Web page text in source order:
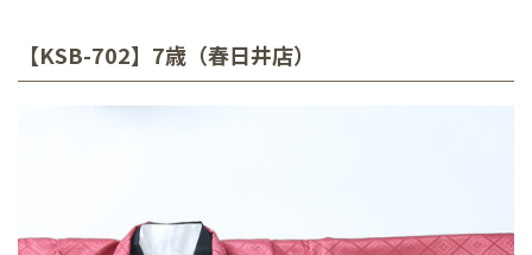
【KSB-702】7歳（春日井店）